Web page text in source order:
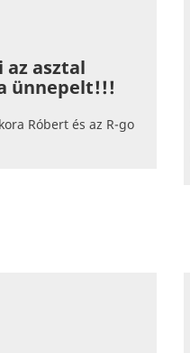
az asztal
ünnepelt!!!
Róbert és az R-go